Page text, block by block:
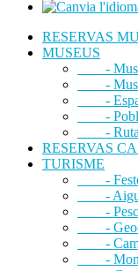
RESERVAS
MUSEUS
-
-
- Espai
- Poble
- Ruta
RESERVAS
TURISME
- Festes
-
- Pesca
-
- Camí
-